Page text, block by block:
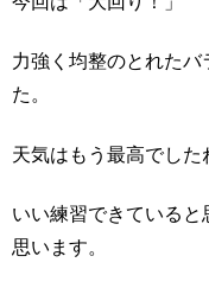
力強く均整のとれた
た。
天気はもう最高でした
いい練習できていると
思います。